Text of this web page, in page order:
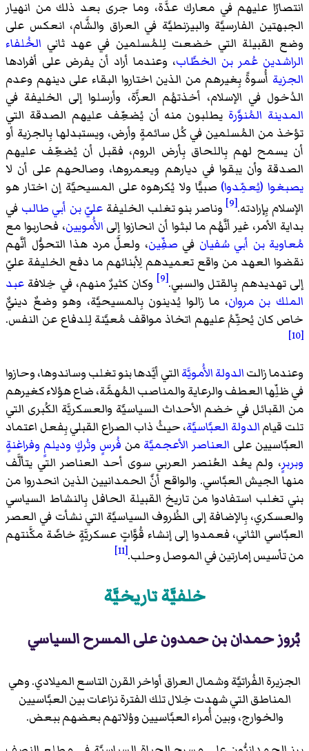
انتصارًا عليهم في معارك عدَّة، وما جرى بعد ذلك من انهيار
الجبهتين الفارسيَّة والبيزنطيَّة في العراق والشَّام، انعكس على
وضع القبيلة التي خضعت لِلمُسلمين في عهد ثاني الخُلفاء
الراشدين عُمر بن الخطَّاب، وعندما أراد أن يفرض على أفرادها
الجزية أُسوةً بِغيرهم من الذين اختاروا البقاء على دينهم وعدم
الدُخول في الإسلام، أخذتهُم العزَّة، وأرسلوا إلى الخليفة في
المدينة المُنوَّرة يطلبون منه أن يُضعِّف عليهم الصدقة التي
تؤخذ من المُسلمين في كُل سائمةٍ وأرض، ويستبدلها بِالجزية أو
أن يسمح لهم بِاللحاق بِأرض الروم، فقبل أن يُضعِّف عليهم
الصدقة وأن يبقوا في ديارهم ويعمروها، وصالحهم على أن لا
يصبغوا (يُعمِّدوا) صبيًّا ولا يُكرهوه على المسيحيَّة إن اختار هو
الإسلام بِإرادته.[9] وناصر بنو تغلب الخليفة عليّ بن أبي طالب في
بداية الأمر، غير أنَّهُم ما لبثوا أن انحازوا إلى الأُمويين، فحاربوا مع
مُعاوية بن أبي سُفيان في صفِّين، ولعلَّ مرد هذا التحوُّل أنَّهم
نقضوا العهد من واقع تعميدهم لِأبنائهم ما دفع الخليفة عليّ
إلى تهديدهم بِالقتل والسبي.[9] وكان كثيرٌ منهم، في خِلافة عبد
الملك بن مروان، ما زالوا يُدينون بِالمسيحيَّة، وهو وضعٌ دينيٌّ
خاص كان يُحتِّمُ عليهم اتخاذ مواقف مُعيَّنة لِلدفاع عن النفس.
[10]
وعندما زالتالدولة الأُمويَّةالتي أيَّدها بنو تغلب وساندوها، وحازوا
في ظلِّها العطف والرعاية والمناصب المُهمَّة، ضاع هؤلاء كغيرهم
من القبائل في خضم الأحداث السياسيَّة والعسكريَّة الكُبرى التي
تلت قيامالدولة العبَّاسيَّة، حيثُ ذاب الصراع القبلي بِفعل اعتماد
العبَّاسيين على العناصر الأعجميَّة من فُرسٍ وتُركٍ وديلمٍ وفراغنةٍ
وبربرٍ، ولم يعُد العُنصر العربي سوى أحد العناصر التي يتألَّف
منها الجيش العبَّاسي. والواقع أنَّ الحمدانيين الذين انحدروا من
بني تغلب استفادوا من تاريخ القبيلة الحافل بِالنشاط السياسي
والعسكري، بِالإضافة إلى الظُروف السياسيَّة التي نشأت في العصر
العبَّاسي الثاني، فعمدوا إلى إنشاء قُوَّاتٍ عسكريَّةٍ خاصَّة مكَّنتهم
من تأسيس إمارتين في الموصل وحلب.[11]
خلفيَّة تاريخيَّة
بُروز حمدان بن حمدون على المسرح السياسي
الجزيرة الفُراتيَّة وشمال العراق أواخر القرن التاسع الميلادي. وهي
المناطق التي شهدت خِلال تلك الفترة نزاعات بين العبَّاسيين
والخوارج، وبين أُمراء العبَّاسيين ووُلاتهم بعضهم ببعض.